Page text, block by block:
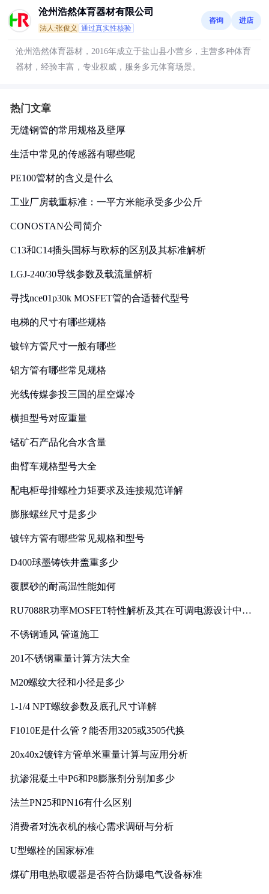
沧州浩然体育器材有限公司
法人:张俊义 通过真实性核验
咨询 进店
沧州浩然体育器材，2016年成立于盐山县小营乡，主营多种体育
器材，经验丰富，专业权威，服务多元体育场景。
热门文章
无缝钢管的常用规格及壁厚
生活中常见的传感器有哪些呢
PE100管材的含义是什么
工业厂房载重标准：一平方米能承受多少公斤
CONOSTAN公司简介
C13和C14插头国标与欧标的区别及其标准解析
LGJ-240/30导线参数及载流量解析
寻找nce01p30k MOSFET管的合适替代型号
电梯的尺寸有哪些规格
镀锌方管尺寸一般有哪些
铝方管有哪些常见规格
光线传媒参投三国的星空爆冷
横担型号对应重量
锰矿石产品化合水含量
曲臂车规格型号大全
配电柜母排螺栓力矩要求及连接规范详解
膨胀螺丝尺寸是多少
镀锌方管有哪些常见规格和型号
D400球墨铸铁井盖重多少
覆膜砂的耐高温性能如何
RU7088R功率MOSFET特性解析及其在可调电源设计中的
不锈钢通风 管道施工
201不锈钢重量计算方法大全
M20螺纹大径和小径是多少
1-1/4 NPT螺纹参数及底孔尺寸详解
F1010E是什么管？能否用3205或3505代换
20x40x2镀锌方管单米重量计算与应用分析
抗渗混凝土中P6和P8膨胀剂分别加多少
法兰PN25和PN16有什么区别
消费者对洗衣机的核心需求调研与分析
U型螺栓的国家标准
煤矿用电热取暖器是否符合防爆电气设备标准